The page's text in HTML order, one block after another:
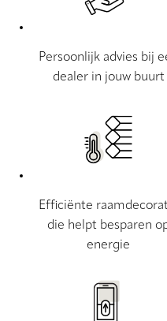
Persoonlijk advies bij
dealer in jouw buurt
Efficiënte
die helpt besparen
energie